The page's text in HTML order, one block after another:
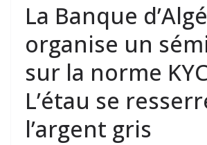
La Banque
organise un
sur la norme
L’étau se
l’argent gris